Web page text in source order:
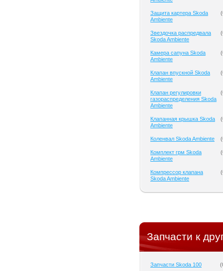
Защита картера Skoda
Ambiente
(
Звездочка распредвала
Skoda Ambiente
(
Камера сапуна Skoda
Ambiente
(
Клапан впускной Skoda
Ambiente
(
Клапан регулировки
газораспределения Skoda
Ambiente
(
Клапанная крышка Skoda
Ambiente
(
Коленвал Skoda Ambiente (
Комплект грм Skoda
Ambiente
(
Компрессор клапана
Skoda Ambiente
(
Запчасти к
Запчасти Skoda 100 (